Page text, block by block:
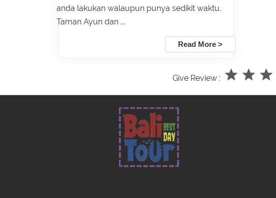
anda lakukan walaupun punya sedikit waktu.
Taman Ayun dan ...
Read More >
Give Review :